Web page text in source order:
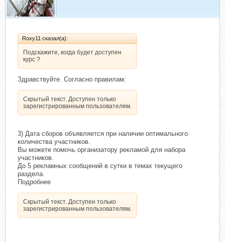
Roxy11 сказал(а):
Подскажите, когда будет доступен
курс ?
Здравствуйте. Согласно правилам:
Скрытый текст. Доступен только
зарегистрированным пользователям.
3) Дата сборов объявляется при наличии оптимального
количества участников.
Вы можете помочь организатору рекламой для набора
участников.
До 5 рекламных сообщений в сутки в темах текущего
раздела.
Подробнее
Скрытый текст. Доступен только
зарегистрированным пользователям.